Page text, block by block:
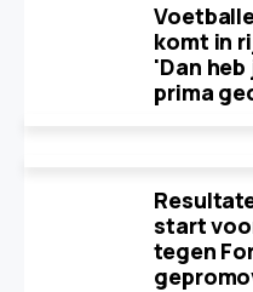
komt in
'Dan
prima
start
tegen